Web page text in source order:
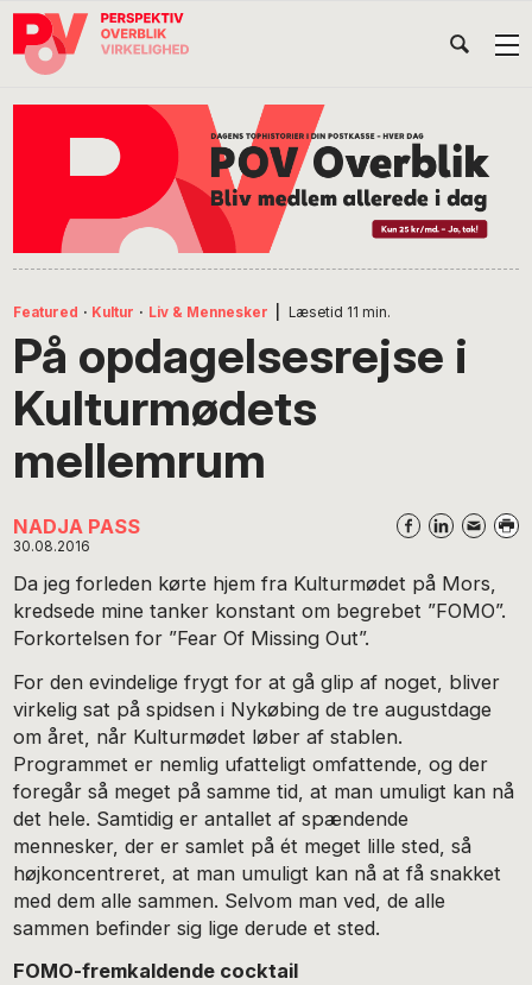
Gå
direkte
Skip
indhold
Gå
direkte
Featured · Kultur · Liv & Mennesker Læsetid 11 min.
På opdagelsesrejse i
Kulturmødets
mellemrum
NADJA PASS
30.08.2016
Da jeg forleden kørte hjem fra Kulturmødet på Mors,
kredsede mine tanker konstant om begrebet ”FOMO”.
Forkortelsen for ”Fear Of Missing Out”.
For den evindelige frygt for at gå glip af noget, bliver
virkelig sat på spidsen i Nykøbing de tre augustdage
om året, når Kulturmødet løber af stablen.
Programmet er nemlig ufatteligt omfattende, og der
foregår så meget på samme tid, at man umuligt kan nå
det hele. Samtidig er antallet af spændende
mennesker, der er samlet på ét meget lille sted, så
højkoncentreret, at man umuligt kan nå at få snakket
med dem alle sammen. Selvom man ved, de alle
sammen befinder sig lige derude et sted.
FOMO-fremkaldende cocktail